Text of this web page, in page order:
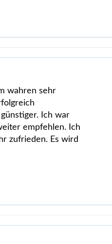
wahren sehr
Ich war
empfehlen. Ich
zufrieden. Es wird